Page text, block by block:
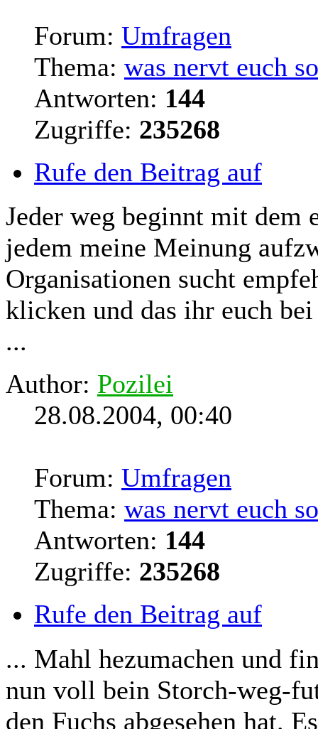
Forum: Umfragen
Thema: was nervt euch
Antworten: 144
Zugriffe: 235268
Rufe den Beitrag auf
Jeder weg beginnt mit dem
jedem meine Meinung
Organisationen sucht
klicken und das ihr euch
...
Author: Pozilei
28.08.2004, 00:40
Forum: Umfragen
Thema: was nervt euch
Antworten: 144
Zugriffe: 235268
Rufe den Beitrag auf
... Mahl hezumachen und
nun voll bein Storch-weg-
den Fuchs abgesehen hat.